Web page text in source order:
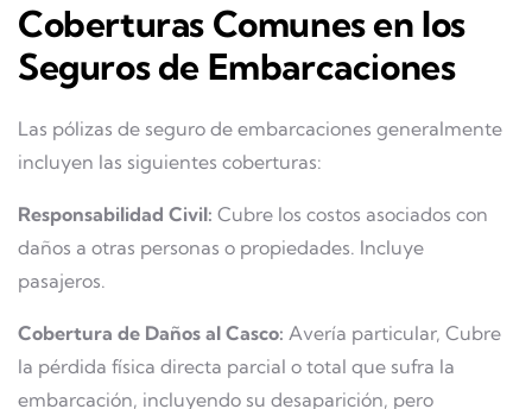
Coberturas Comunes en los
Seguros de Embarcaciones
Las pólizas de seguro de embarcaciones generalmente
incluyen las siguientes coberturas:
Responsabilidad Civil: Cubre los costos asociados con
daños a otras personas o propiedades. Incluye
pasajeros.
Cobertura de Daños al Casco: Avería particular, Cubre
la pérdida física directa parcial o total que sufra la
embarcación, incluyendo su desaparición, pero